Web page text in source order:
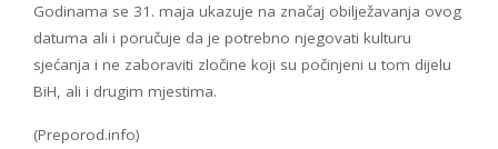
Godinama se 31. maja ukazuje na značaj obilježavanja ovog
datuma ali i poručuje da je potrebno njegovati kulturu
sjećanja i ne zaboraviti zločine koji su počinjeni u tom dijelu
BiH, ali i drugim mjestima.
(Preporod.info)